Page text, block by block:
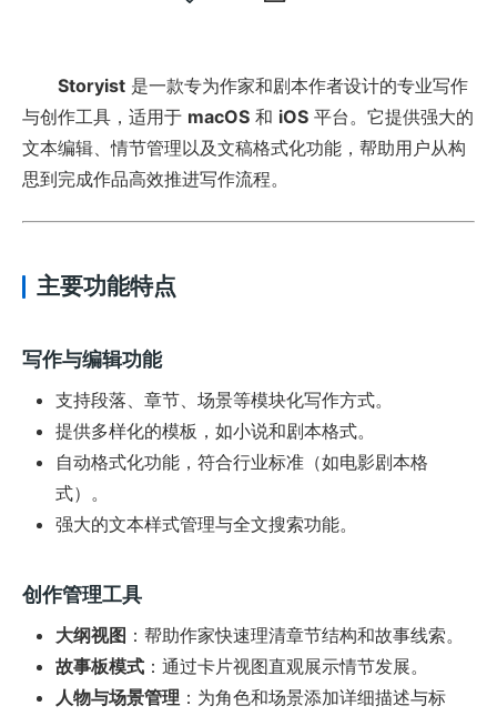
Storyist 是一款专为作家和剧本作者设计的专业写作
与创作工具，适用于 macOS 和 iOS 平台。它提供强大的
文本编辑、情节管理以及文稿格式化功能，帮助用户从构
思到完成作品高效推进写作流程。
主要功能特点
写作与编辑功能
支持段落、章节、场景等模块化写作方式。
提供多样化的模板，如小说和剧本格式。
自动格式化功能，符合行业标准（如电影剧本格
式）。
强大的文本样式管理与全文搜索功能。
创作管理工具
大纲视图 ：帮助作家快速理清章节结构和故事线索。
故事板模式 ：通过卡片视图直观展示情节发展。
人物与场景管理 ：为角色和场景添加详细描述与标